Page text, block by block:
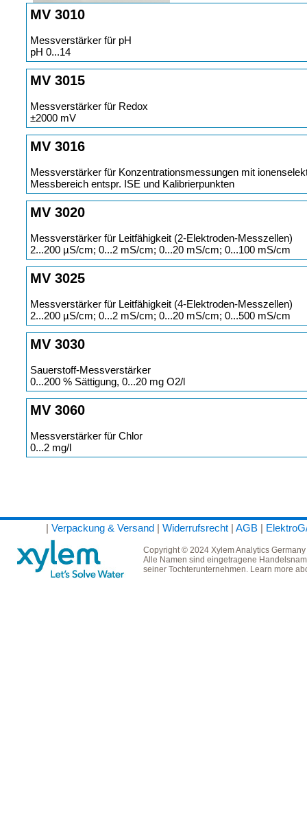
MV 3010
Messverstärker für pH
pH 0...14
MV 3015
Messverstärker für Redox
±2000 mV
MV 3016
Messverstärker für Konzentrationsmessungen mit
Messbereich entspr. ISE und Kalibrierpunkten
MV 3020
Messverstärker für Leitfähigkeit (2-Elektroden-Messzellen)
2...200 µS/cm; 0...2 mS/cm; 0...20 mS/cm; 0...100 mS/cm
MV 3025
Messverstärker für Leitfähigkeit (4-Elektroden-Messzellen)
2...200 µS/cm; 0...2 mS/cm; 0...20 mS/cm; 0...500 mS/cm
MV 3030
Sauerstoff-Messverstärker
0...200 % Sättigung, 0...20 mg O2/l
MV 3060
Messverstärker für Chlor
0...2 mg/l
| Verpackung & Versand| Widerrufsrecht| AGB|
Copyright © 2024 Xylem Analytics
Alle Namen sind eingetragene
seiner Tochterunternehmen. Learn more